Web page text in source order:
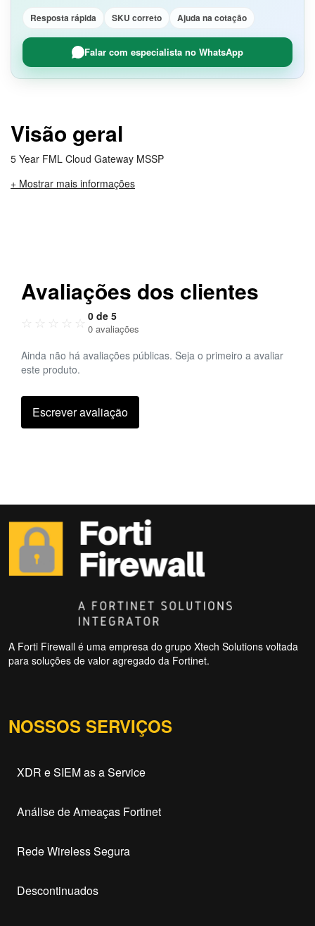
Resposta rápida SKU correto Ajuda na cotação
Falar com especialista no WhatsApp
Visão geral
5 Year FML Cloud Gateway MSSP
+ Mostrar mais informações
Avaliações dos clientes
☆ ☆ ☆ ☆ ☆ 0 de 5
0 avaliações
Ainda não há avaliações públicas. Seja o primeiro a avaliar
este produto.
Escrever avaliação
A Forti Firewall é uma empresa do grupo Xtech Solutions voltada
para soluções de valor agregado da Fortinet.
NOSSOS SERVIÇOS
XDR e SIEM as a Service
Análise de Ameaças Fortinet
Rede Wireless Segura
Descontinuados